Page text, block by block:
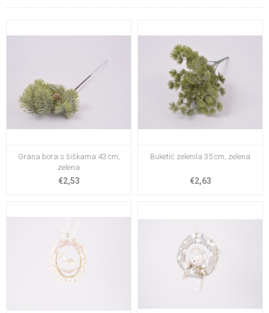
Grana bora s šiškama 43 cm,
zelena
€2,53
Buketić zelenila 35 cm, zelena
€2,63